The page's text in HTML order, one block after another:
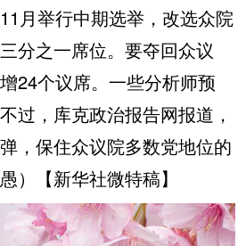
举行中期选举，改选众院
分之一席位。要夺回众议
24个议席。一些分析师预
过，库克政治报告网报道，
，保住众议院多数党地位的
）【新华社微特稿】